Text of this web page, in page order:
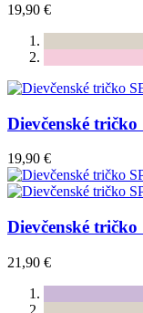
19,90 €
Dievčenské
19,90 €
Dievčenské
21,90 €